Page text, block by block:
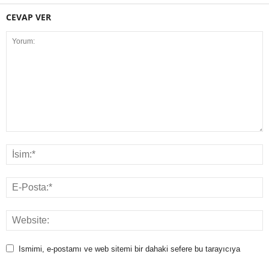
CEVAP VER
Ismimi, e-postamı ve web sitemi bir dahaki sefere bu tarayıcıya